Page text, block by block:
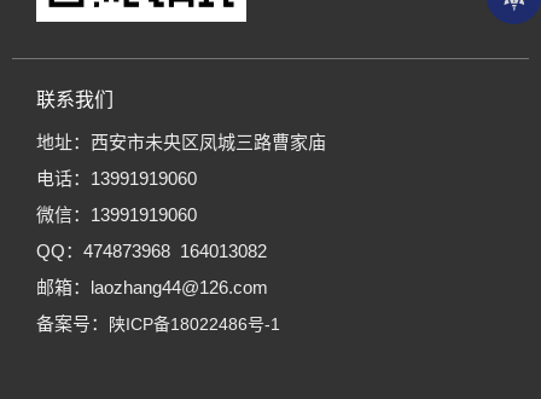
联系我们
地址：西安市未央区凤城三路曹家庙
电话：13991919060
微信：13991919060
QQ：474873968 164013082
邮箱：laozhang44@126.com
备案号：
陕ICP备18022486号-1